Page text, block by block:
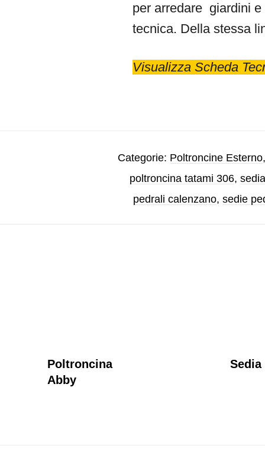
per arredare giardini e
tecnica. Della stessa
Visualizza Scheda
Categorie: Poltroncine Esterno
poltroncina tatami 306, sedia
pedrali calenzano, sedie
Poltroncina
Abby
Sedia